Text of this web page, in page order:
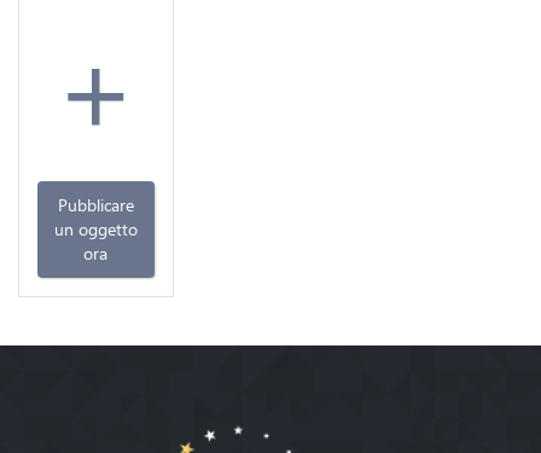
+
Pubblicare
un oggetto
ora